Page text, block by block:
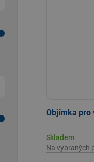
Objímka pro
Skladem
Na vybraných